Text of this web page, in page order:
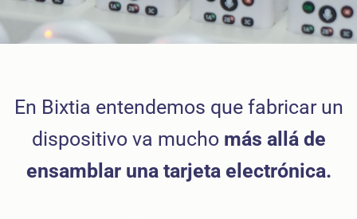
En Bixtia entendemos que fabricar un
dispositivo va mucho más allá de
ensamblar una tarjeta electrónica.